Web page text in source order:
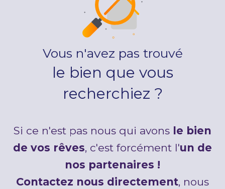
Vous n'avez pas trouvé
le bien que vous
recherchiez ?
Si ce n'est pas nous qui avons le bien
de vos rêves, c'est forcément l'un de
nos partenaires !
Contactez nous directement, nous